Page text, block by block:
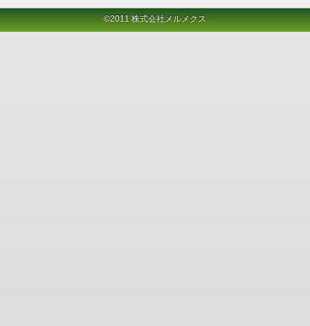
©2011 株式会社メルメクス